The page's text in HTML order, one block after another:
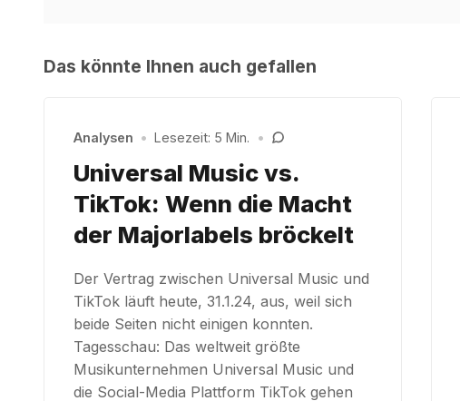
Das könnte Ihnen auch gefallen
Analysen • Lesezeit: 5 Min. •
Universal Music vs.
TikTok: Wenn die Macht
der Majorlabels bröckelt
Der Vertrag zwischen Universal Music und
TikTok läuft heute, 31.1.24, aus, weil sich
beide Seiten nicht einigen konnten.
Tagesschau: Das weltweit größte
Musikunternehmen Universal Music und
die Social-Media Plattform TikTok gehen